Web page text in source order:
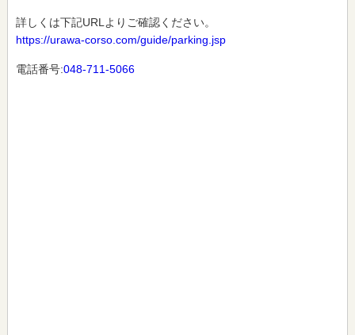
詳しくは下記URLよりご確認ください。
https://urawa-corso.com/guide/parking.jsp
電話番号:048-711-5066